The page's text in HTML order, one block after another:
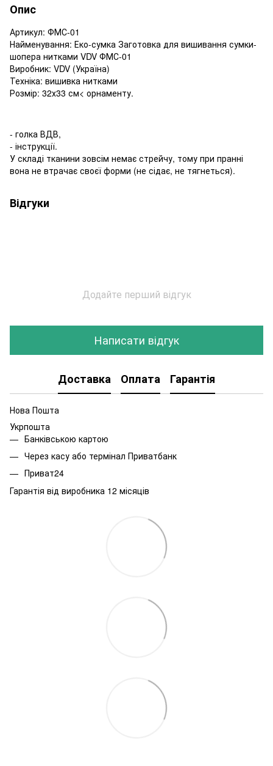
Опис
Артикул: ФМС-01
Найменування: Еко-сумка Заготовка для вишивання сумки-
шопера нитками VDV ФМС-01
Виробник: VDV (Україна)
Техніка: вишивка нитками
Розмір: 32х33 см< орнаменту.
- голка ВДВ,
- інструкції.
У складі тканини зовсім немає стрейчу, тому при пранні
вона не втрачає своєї форми (не сідає, не тягнеться).
Відгуки
Додайте перший відгук
Написати відгук
Доставка Оплата Гарантія
Нова Пошта
Укрпошта
Банківською картою
Через касу або термінал Приватбанк
Приват24
Гарантія від виробника 12 місяців